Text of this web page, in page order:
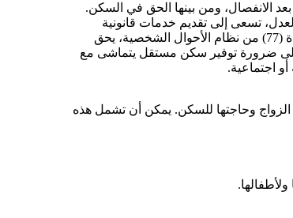
الانفصال، ومن بينها الحق في السكن.
تسعى إلى تقديم خدمات قانونية
ودعم للمرأة. يمكن للزوجة المتضررة من الطلاق أن تستفيد من هذه القوانين.وفقًا للمادة (77) من نظام الأحوال الشخصية، يحق
ضرورة توفير سكن مستقل يتماشى مع
اجتماعية.
الزواج وحاجتها للسكن. يمكن أن تشمل هذه